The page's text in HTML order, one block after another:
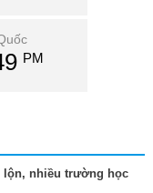
PM
nhiều trường học